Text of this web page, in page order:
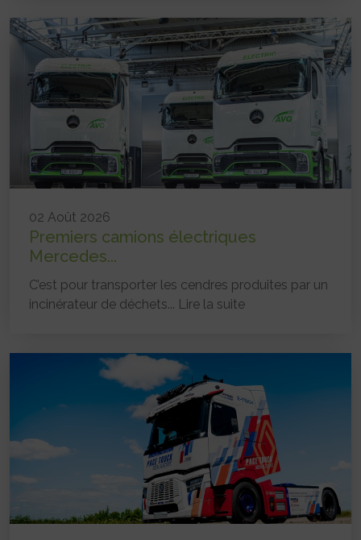
02 Août 2026
Premiers camions électriques
Mercedes...
C’est pour transporter les cendres produites par un
incinérateur de déchets... Lire la suite